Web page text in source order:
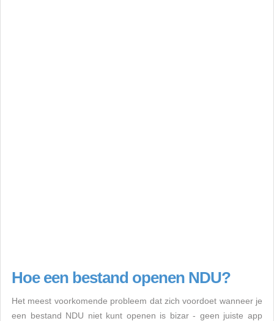
Hoe een bestand openen NDU?
Het meest voorkomende probleem dat zich voordoet wanneer je
een bestand NDU niet kunt openen is bizar - geen juiste app